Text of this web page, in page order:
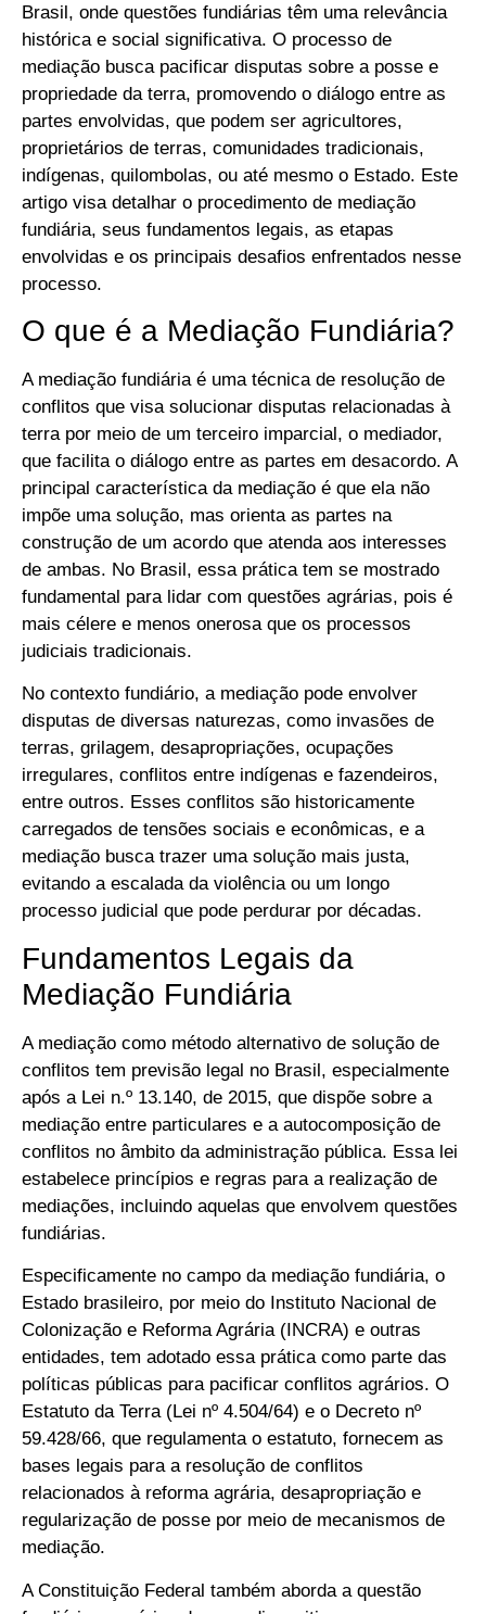
Brasil, onde questões fundiárias têm uma relevância
histórica e social significativa. O processo de
mediação busca pacificar disputas sobre a posse e
propriedade da terra, promovendo o diálogo entre as
partes envolvidas, que podem ser agricultores,
proprietários de terras, comunidades tradicionais,
indígenas, quilombolas, ou até mesmo o Estado. Este
artigo visa detalhar o procedimento de mediação
fundiária, seus fundamentos legais, as etapas
envolvidas e os principais desafios enfrentados nesse
processo.
O que é a Mediação Fundiária?
A mediação fundiária é uma técnica de resolução de
conflitos que visa solucionar disputas relacionadas à
terra por meio de um terceiro imparcial, o mediador,
que facilita o diálogo entre as partes em desacordo. A
principal característica da mediação é que ela não
impõe uma solução, mas orienta as partes na
construção de um acordo que atenda aos interesses
de ambas. No Brasil, essa prática tem se mostrado
fundamental para lidar com questões agrárias, pois é
mais célere e menos onerosa que os processos
judiciais tradicionais.
No contexto fundiário, a mediação pode envolver
disputas de diversas naturezas, como invasões de
terras, grilagem, desapropriações, ocupações
irregulares, conflitos entre indígenas e fazendeiros,
entre outros. Esses conflitos são historicamente
carregados de tensões sociais e econômicas, e a
mediação busca trazer uma solução mais justa,
evitando a escalada da violência ou um longo
processo judicial que pode perdurar por décadas.
Fundamentos Legais da
Mediação Fundiária
A mediação como método alternativo de solução de
conflitos tem previsão legal no Brasil, especialmente
após a Lei n.º 13.140, de 2015, que dispõe sobre a
mediação entre particulares e a autocomposição de
conflitos no âmbito da administração pública. Essa lei
estabelece princípios e regras para a realização de
mediações, incluindo aquelas que envolvem questões
fundiárias.
Especificamente no campo da mediação fundiária, o
Estado brasileiro, por meio do Instituto Nacional de
Colonização e Reforma Agrária (INCRA) e outras
entidades, tem adotado essa prática como parte das
políticas públicas para pacificar conflitos agrários. O
Estatuto da Terra (Lei nº 4.504/64) e o Decreto nº
59.428/66, que regulamenta o estatuto, fornecem as
bases legais para a resolução de conflitos
relacionados à reforma agrária, desapropriação e
regularização de posse por meio de mecanismos de
mediação.
A Constituição Federal também aborda a questão